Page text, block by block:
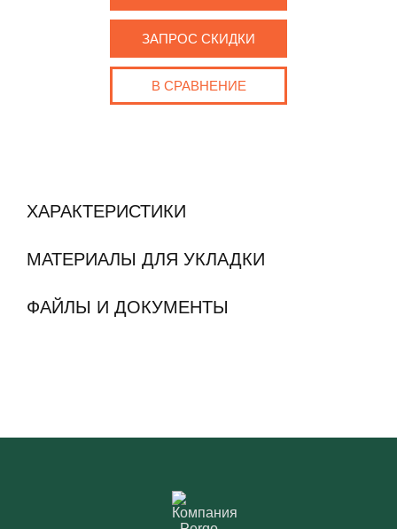
ЗАПРОС СКИДКИ
В СРАВНЕНИЕ
ХАРАКТЕРИСТИКИ
МАТЕРИАЛЫ ДЛЯ УКЛАДКИ
ФАЙЛЫ И ДОКУМЕНТЫ